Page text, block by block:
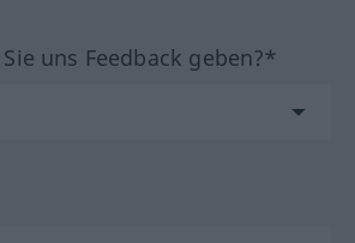
uns Feedback geben?*